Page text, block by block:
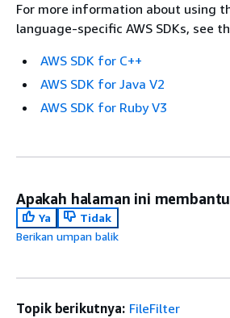
For more information about using
language-specific AWS SDKs, see
AWS SDK for C++
AWS SDK for Java V2
AWS SDK for Ruby V3
Apakah halaman ini
Ya
Tidak
Berikan umpan balik
Topik berikutnya: FileFilter